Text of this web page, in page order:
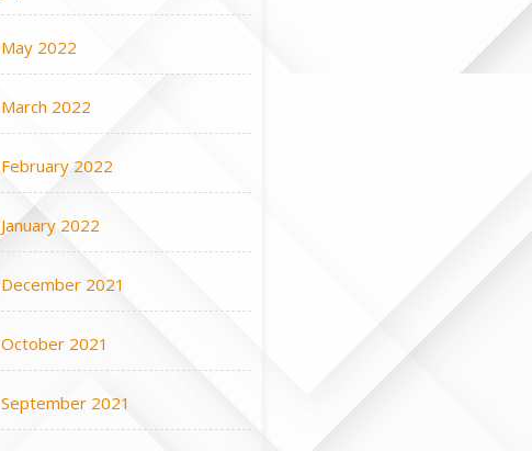
May 2022
March 2022
February 2022
January 2022
December 2021
October 2021
September 2021